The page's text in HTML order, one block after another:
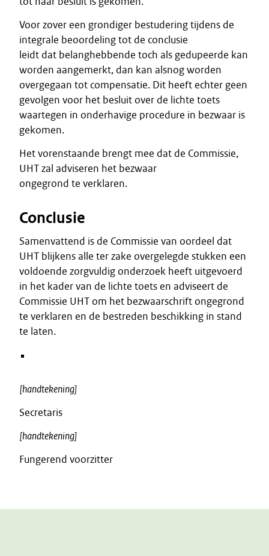
Voor zover een grondiger bestudering tijdens de
integrale beoordeling tot de conclusie
leidt dat belanghebbende toch als gedupeerde kan
worden aangemerkt, dan kan alsnog worden
overgegaan tot compensatie. Dit heeft echter geen
gevolgen voor het besluit over de lichte toets
waartegen in onderhavige procedure in bezwaar is
gekomen.
Het vorenstaande brengt mee dat de Commissie,
UHT zal adviseren het bezwaar
ongegrond te verklaren.
Conclusie
Samenvattend is de Commissie van oordeel dat
UHT blijkens alle ter zake overgelegde stukken een
voldoende zorgvuldig onderzoek heeft uitgevoerd
in het kader van de lichte toets en adviseert de
Commissie UHT om het bezwaarschrift ongegrond
te verklaren en de bestreden beschikking in stand
te laten.
[handtekening]
Secretaris
[handtekening]
Fungerend voorzitter